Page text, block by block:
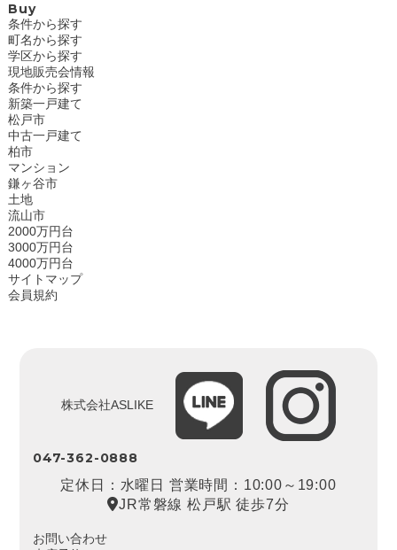
Buy
条件から探す
町名から探す
学区から探す
現地販売会情報
条件から探す
新築一戸建て
松戸市
中古一戸建て
柏市
マンション
鎌ヶ谷市
土地
流山市
2000万円台
3000万円台
4000万円台
サイトマップ
会員規約
株式会社ASLIKE
047-362-0888
定休日：水曜日 営業時間：10:00～19:00
JR常磐線 松戸駅 徒歩7分
お問い合わせ